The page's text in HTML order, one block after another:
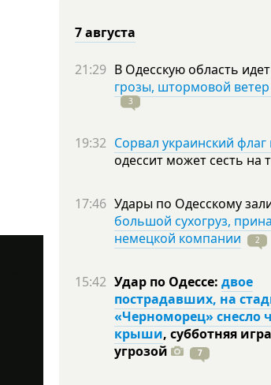
7 августа
21:29 В Одесскую область
грозы, штормовой
3
19:32 Сорвал украинский
одессит может сесть на
17:46 Удары по Одесскому
большой сухогруз,
немецкой компании
2
15:42 Удар по Одессе: двое
пострадавших, на
«Черноморец» снесло
крыши, субботняя
угрозой
7